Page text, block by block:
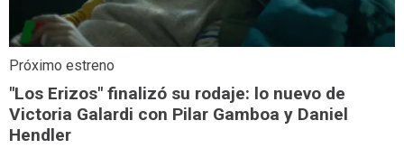
Próximo estreno
"Los Erizos" finalizó su rodaje: lo nuevo de
Victoria Galardi con Pilar Gamboa y Daniel
Hendler